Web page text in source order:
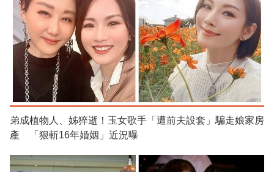
弟成植物人、姊猝逝！玉女歌手「遭前夫設套」騙走娘家房
產 「狠斬16年婚姻」近況曝